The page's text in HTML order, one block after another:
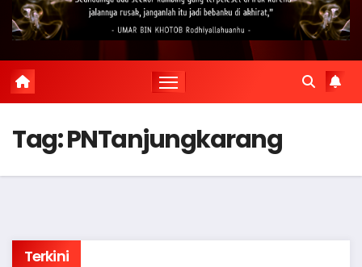
Tag:PNTanjungkarang
Terkini